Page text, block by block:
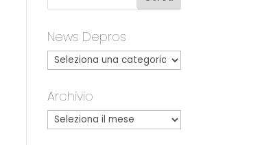
News Depros
Archivio